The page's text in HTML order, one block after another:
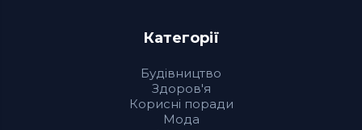
Категорії
Будівництво
Здоров'я
Корисні поради
Мода